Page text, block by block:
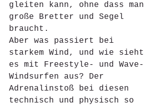
gleiten kann, ohne dass man
große Bretter und Segel
braucht.
Aber was passiert bei
starkem Wind, und wie sieht
es mit Freestyle- und Wave-
Windsurfen aus? Der
Adrenalinstoß bei diesen
technisch und physisch so